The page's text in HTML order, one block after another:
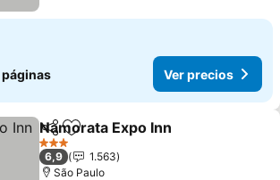
páginas Ver precios
CompartirAgregar a favoritos
Namorata Expo Inn
3 Estrellas
6,9
1.563
São Paulo